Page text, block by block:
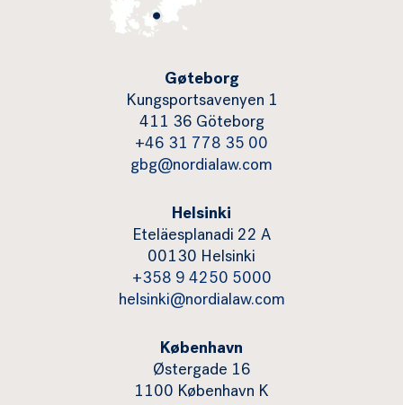
Gøteborg
Kungsportsavenyen 1
411 36 Göteborg
+46 31 778 35 00
gbg@nordialaw.com
Helsinki
Eteläesplanadi 22 A
00130 Helsinki
+358 9 4250 5000
helsinki@nordialaw.com
København
Østergade 16
1100 København K